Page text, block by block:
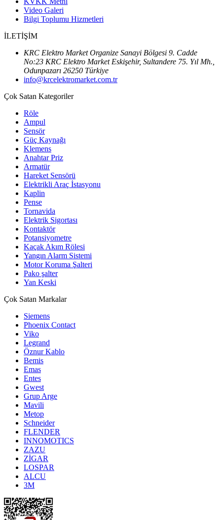
Video Galeri
Bilgi Toplumu Hizmetleri
İLETİŞİM
KRC Elektro Market Organize Sanayi Bölgesi 9. Cadde
No:23 KRC Elektro Market Eskişehir, Sultandere 75. Yıl Mh.,
Odunpazarı 26250 Türkiye
info@krcelektromarket.com.tr
Çok Satan Kategoriler
Röle
Ampul
Sensör
Güç Kaynağı
Klemens
Anahtar Priz
Armatür
Hareket Sensörü
Elektrikli Araç İstasyonu
Kaplin
Pense
Tornavida
Elektrik Sigortası
Kontaktör
Potansiyometre
Kaçak Akım Rölesi
Yangın Alarm Sistemi
Motor Koruma Şalteri
Pako şalter
Yan Keski
Çok Satan Markalar
Siemens
Phoenix Contact
Viko
Legrand
Öznur Kablo
Bemis
Emas
Entes
Gwest
Grup Arge
Mavili
Metop
Schneider
FLENDER
INNOMOTICS
ZAZU
ZİGAR
LOSPAR
ALCU
3M